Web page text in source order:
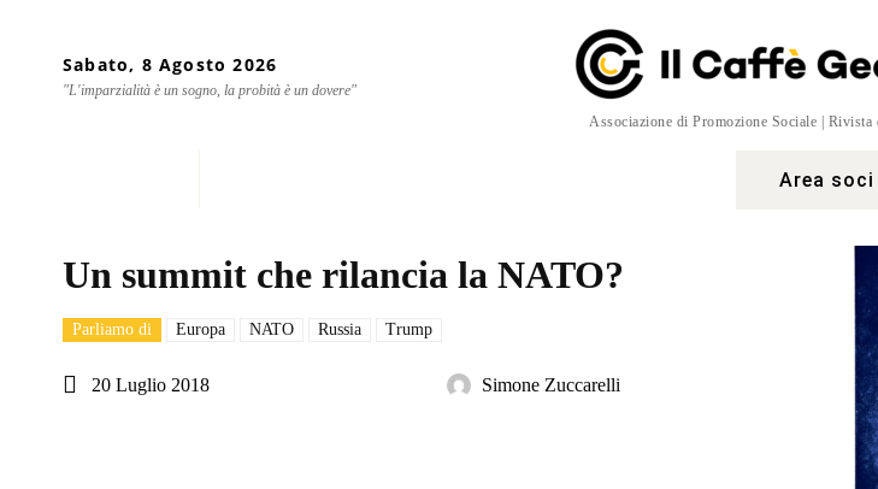
Sabato, 8 Agosto 2026
"L'imparzialità è un sogno, la probità è un dovere"
Associazione di Promozione Sociale |
Area soci
Un summit che rilancia la NATO?
Parliamo di Europa NATO Russia Trump
20 Luglio 2018 Simone Zuccarelli